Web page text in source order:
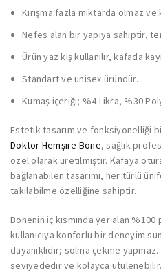
Kırışma fazla miktarda olmaz
Nefes alan bir yapıya sahiptir,
Ürün yaz kış kullanılır, kafada
Standart ve unisex üründür.
Kumaş içeriği; %4 Likra, %30
Estetik tasarım ve fonksiyonelliği
Doktor Hemşire Bone, sağlık
özel olarak üretilmiştir. Kafaya
bağlanabilen tasarımı, her türlü
takılabilme özelliğine sahiptir.
Bonenin iç kısmında yer alan
kullanıcıya konforlu bir deneyim
dayanıklıdır; solma çekme
seviyededir ve kolayca